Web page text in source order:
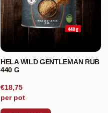
HELA WILD GENTLEMAN RUB
440 G
€18,75
per pot